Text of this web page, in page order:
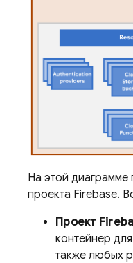
На этой диаграмме
проекта Firebase.
Проект
контейнер
также любых